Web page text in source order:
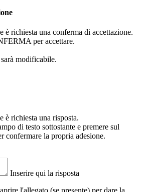
è richiesta una conferma di accettazione.
per accettare.
modificabile.
è richiesta una risposta.
di testo sottostante e premere sul
la propria adesione.
Inserire qui la risposta
l'allegato (se presente) per dare la